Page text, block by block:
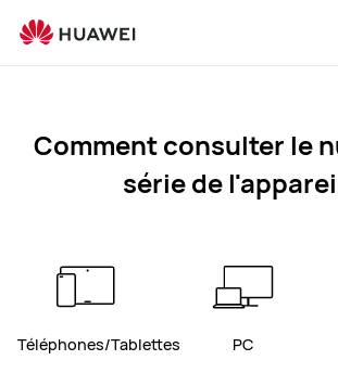
Sn
Comment consulter le
série de
Téléphones/Tablettes PC